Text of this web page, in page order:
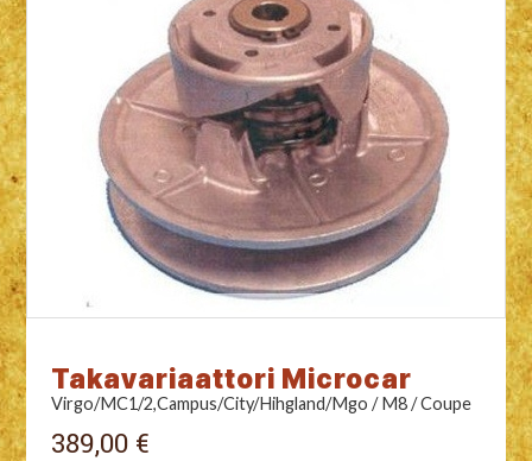
Takavariaattori Microcar
Virgo/MC1/2,Campus/City/Hihgland/Mgo / M8 / Coupe
389,00 €